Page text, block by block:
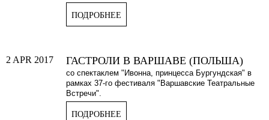
ПОДРОБНЕЕ
2 APR 2017 ГАСТРОЛИ В ВАРШАВЕ (ПОЛЬША)
со спектаклем "Ивонна, принцесса Бургундская" в
рамках 37-го фестиваля "Варшавские Театральные
Встречи".
ПОДРОБНЕЕ